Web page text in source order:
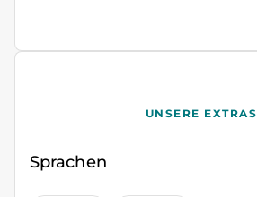
UNSERE EXTRAS
Sprachen